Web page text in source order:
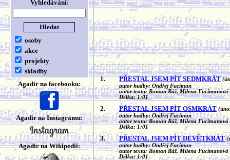
Vyhledávání:
osoby
akce
projekty
skladby
Agadir na facebooku:
Agadir na Instagramu:
Agadir na Wikipedii:
1. PŘESTAL JSEM PÍT SEDMKRÁT
autor hudby: Ondřej Fuciman
autor textu: Roman Ráž, Milena Fucimanová
Délka: 1:01
2. PŘESTAL JSEM PÍT OSMKRÁT
autor hudby: Ondřej Fuciman
autor textu: Roman Ráž, Milena Fucimanová
Délka: 1:01
3. PŘESTAL JSEM PÍT DEVĚTKRÁT
autor hudby: Ondřej Fuciman
autor textu: Roman Ráž, Milena Fucimanová
Délka: 1:01